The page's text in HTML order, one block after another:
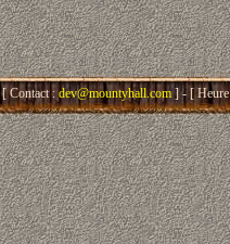
[ Contact : dev@mountyhall.com] - [ Heure